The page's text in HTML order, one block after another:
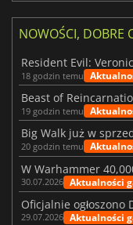
NOWOŚCI, DOBRE
18 godzin temu
19 godzin temu
20 godzin temu
30.07.2026 Aktualności
Oficjalnie ogłoszono
29.07.2026 Aktualności